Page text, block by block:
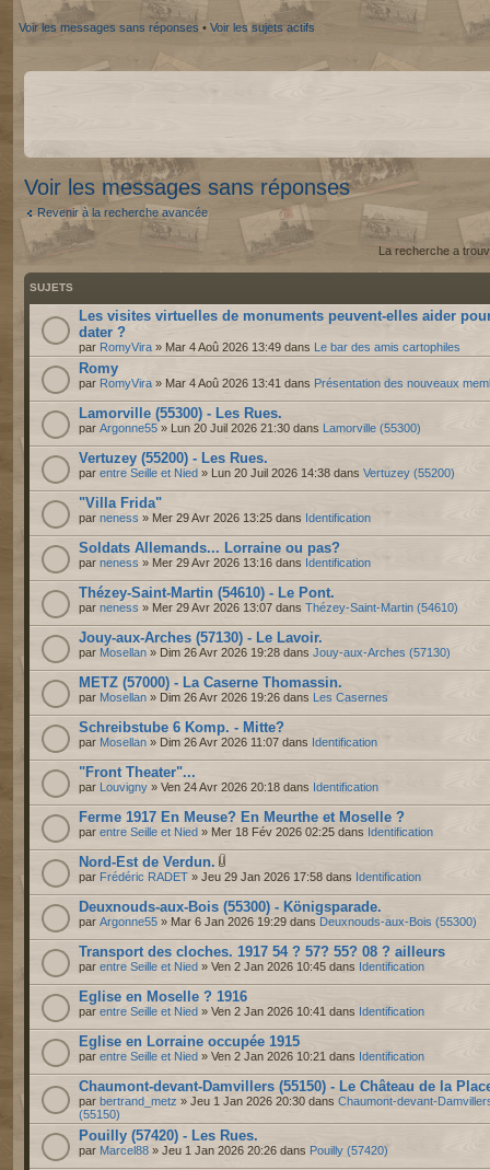
Voir les messages sans réponses • Voir les sujets actifs
Voir les messages sans réponses
Revenir à la recherche avancée
La recherche a
SUJETS
Les visites virtuelles de monuments peuvent-elles aider
dater ?
par RomyVira » Mar 4 Aoû 2026 13:49 dans Le bar des amis cartophiles
Romy
par RomyVira » Mar 4 Aoû 2026 13:41 dans Présentation des nouveaux
Lamorville (55300) - Les Rues.
par Argonne55 » Lun 20 Juil 2026 21:30 dans Lamorville (55300)
Vertuzey (55200) - Les Rues.
par entre Seille et Nied » Lun 20 Juil 2026 14:38 dans Vertuzey (55200)
"Villa Frida"
par neness » Mer 29 Avr 2026 13:25 dans Identification
Soldats Allemands... Lorraine ou pas?
par neness » Mer 29 Avr 2026 13:16 dans Identification
Thézey-Saint-Martin (54610) - Le Pont.
par neness » Mer 29 Avr 2026 13:07 dans Thézey-Saint-Martin (54610)
Jouy-aux-Arches (57130) - Le Lavoir.
par Mosellan » Dim 26 Avr 2026 19:28 dans Jouy-aux-Arches (57130)
METZ (57000) - La Caserne Thomassin.
par Mosellan » Dim 26 Avr 2026 19:26 dans Les Casernes
Schreibstube 6 Komp. - Mitte?
par Mosellan » Dim 26 Avr 2026 11:07 dans Identification
"Front Theater"...
par Louvigny » Ven 24 Avr 2026 20:18 dans Identification
Ferme 1917 En Meuse? En Meurthe et Moselle ?
par entre Seille et Nied » Mer 18 Fév 2026 02:25 dans Identification
Nord-Est de Verdun.
par Frédéric RADET » Jeu 29 Jan 2026 17:58 dans Identification
Deuxnouds-aux-Bois (55300) - Königsparade.
par Argonne55 » Mar 6 Jan 2026 19:29 dans Deuxnouds-aux-Bois (55300)
Transport des cloches. 1917 54 ? 57? 55? 08 ? ailleurs
par entre Seille et Nied » Ven 2 Jan 2026 10:45 dans Identification
Eglise en Moselle ? 1916
par entre Seille et Nied » Ven 2 Jan 2026 10:41 dans Identification
Eglise en Lorraine occupée 1915
par entre Seille et Nied » Ven 2 Jan 2026 10:21 dans Identification
Chaumont-devant-Damvillers (55150) - Le Château de la
par bertrand_metz » Jeu 1 Jan 2026 20:30 dans Chaumont-devant-
(55150)
Pouilly (57420) - Les Rues.
par Marcel88 » Jeu 1 Jan 2026 20:26 dans Pouilly (57420)